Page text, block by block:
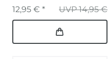
UVP 14,95 €
12,95 € *